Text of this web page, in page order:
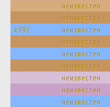
неизвестен
неизвестен
х392 неизвестен
неизвестен
неизвестен
неизвестен
неизвестен
неизвестен
неизвестен